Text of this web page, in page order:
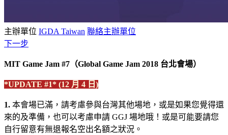
主辦單位 IGDA Taiwan 聯絡主辦單位
下一步
MIT Game Jam #7（Global Game Jam 2018 台北會場）
*UPDATE #1* (12 月 4 日)
1. 本會場已滿，請考慮參與台灣其他場地，或是如果您覺得還
來的及準備，也可以考慮申請 GGJ 場地哦！或是可能要請您
自行留意有無退報名空出名額之狀況。